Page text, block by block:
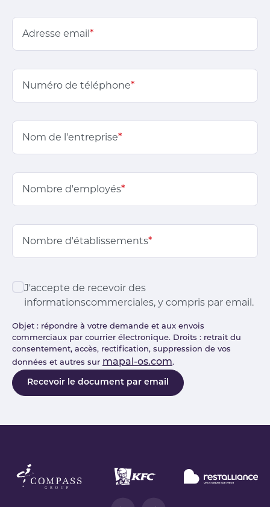
Adresse email*
Numéro de téléphone*
Nom de l'entreprise*
Nombre d'employés*
Nombre d'établissements*
J'accepte de recevoir des
informationscommerciales, y compris par email.
Objet : répondre à votre demande et aux envois
commerciaux par courrier électronique. Droits : retrait du
consentement, accès, rectification, suppression de vos
données et autres sur mapal-os.com.